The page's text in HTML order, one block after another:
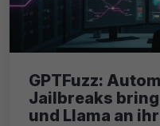
GPTFuzz:
Jailbreaks
und Llama an